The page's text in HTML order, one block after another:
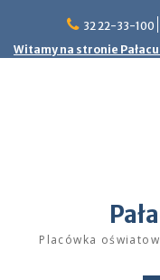
content
32 22-33-100
Witamy na stronie
Placówka